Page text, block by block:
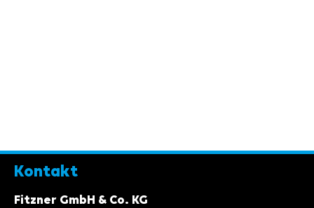
Kontakt
Fitzner GmbH & Co. KG